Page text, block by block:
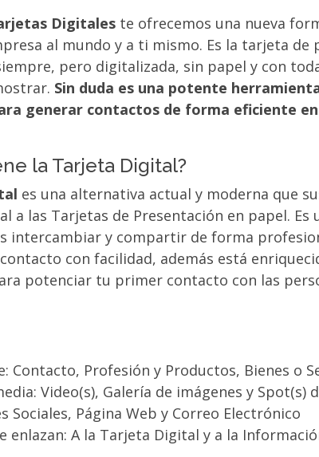
Digitales te ofrecemos una nueva
al mundo y a ti mismo. Es la tarjeta de
pero digitalizada, sin papel y con
Sin duda es una potente
generar contactos de forma eficiente
la Tarjeta Digital?
es una alternativa actual y moderna que
a las Tarjetas de Presentación en papel. Es
intercambiar y compartir de forma
con facilidad, además está
potenciar tu primer contacto con las
Contacto, Profesión y Productos, Bienes o
Video(s), Galería de imágenes y Spot(s)
Sociales, Página Web y Correo Electrónico
enlazan: A la Tarjeta Digital y a la